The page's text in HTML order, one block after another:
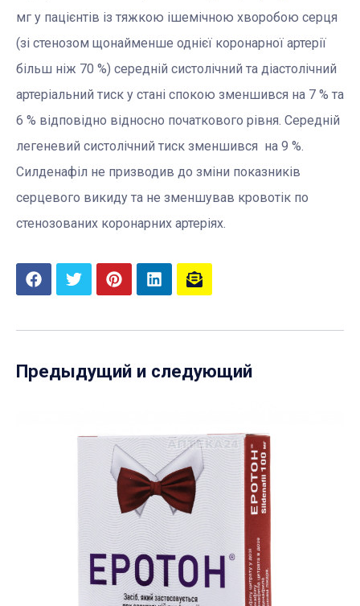
мг у пацієнтів із тяжкою ішемічною хворобою серця
(зі стенозом щонайменше однієї коронарної артерії
більш ніж 70 %) середній систолічний та діастолічний
артеріальний тиск у стані спокою зменшився на 7 % та
6 % відповідно відносно початкового рівня. Середній
легеневий систолічний тиск зменшився на 9 %.
Силденафіл не призводив до зміни показників
серцевого викиду та не зменшував кровотік по
стенозованих коронарних артеріях.
Предыдущий и следующий